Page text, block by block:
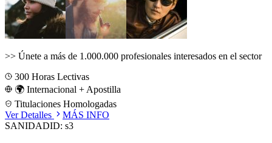
>> Únete a más de 1.000.000 profesionales interesados en el sector
300 Horas Lectivas
🌍 Internacional + Apostilla
Titulaciones Homologadas
Ver Detalles
MÁS INFO
SANIDADID: s3